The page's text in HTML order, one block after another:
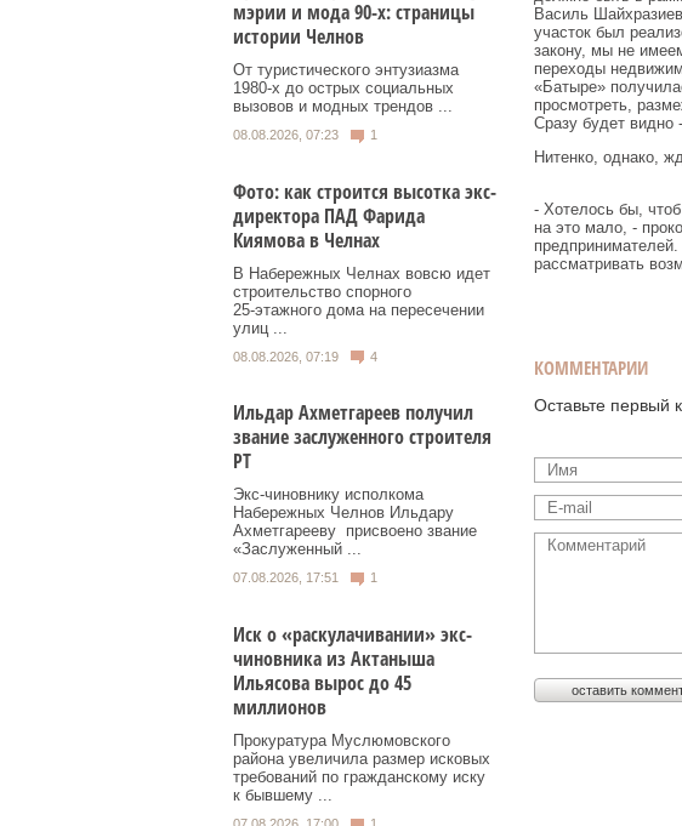
мэрии и мода 90-х: страницы
истории Челнов
От туристического энтузиазма
1980‑х до острых социальных
вызовов и модных трендов ...
08.08.2026, 07:23 1
Фото: как строится высотка экс-
директора ПАД Фарида
Киямова в Челнах
В Набережных Челнах вовсю идет
строительство спорного
25‑этажного дома на пересечении
улиц ...
08.08.2026, 07:19 4
Ильдар Ахметгареев получил
звание заслуженного строителя
РТ
Экс‑чиновнику исполкома
Набережных Челнов Ильдару
Ахметгарееву присвоено звание
«Заслуженный ...
07.08.2026, 17:51 1
Иск о «раскулачивании» экс-
чиновника из Актаныша
Ильясова вырос до 45
миллионов
Прокуратура Муслюмовского
района увеличила размер исковых
требований по гражданскому иску
к бывшему ...
Василь
участок был
закону, мы не
переходы
«Батыре»
просмотреть,
Сразу будет видно
Нитенко, однако,
- Хотелось бы,
на это мало, -
рассматривать
КОММЕНТАРИИ
Оставьте первый